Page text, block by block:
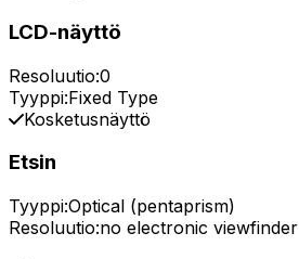
LCD-näyttö
Resoluutio:0
Tyyppi:Fixed Type
Kosketusnäyttö
Etsin
Tyyppi:Optical (pentaprism)
Resoluutio:no electronic viewfinder